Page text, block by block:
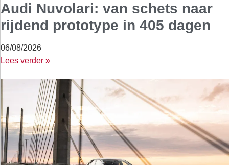
Audi Nuvolari: van schets naar
rijdend prototype in 405 dagen
06/08/2026
Lees verder »